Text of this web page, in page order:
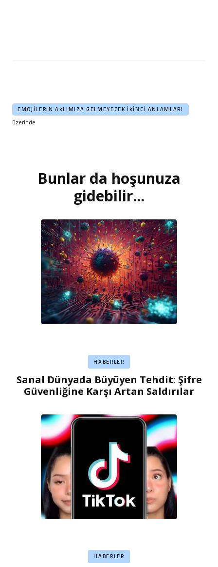
EMOJILERIN AKLIMIZA GELMEYECEK İKINCI ANLAMLARI
üzerinde
Bunlar da hoşunuza
gidebilir...
HABERLER
Sanal Dünyada Büyüyen Tehdit: Şifre
Güvenliğine Karşı Artan Saldırılar
HABERLER